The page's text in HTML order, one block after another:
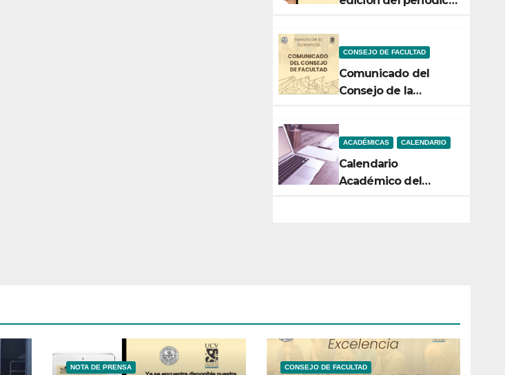
Noticiencias 2026
CONSEJO DE FACULTAD
Comunicado del
Consejo de la
ACADÉMICAS CALENDARIO
Calendario
Académico del
NOTA DE PRENSA CONSEJO DE FACULTAD